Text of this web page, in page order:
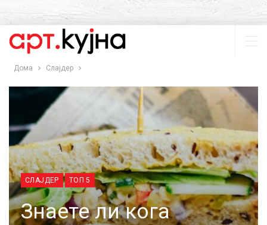
Дома Слајдер
СЛАЈДЕР ТОП 5
Знаете ли кога